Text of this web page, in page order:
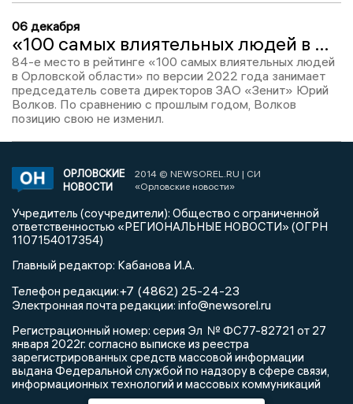
06 декабря
«100 самых влиятельных людей в Орловской области-2022»: Юрий Волков – 84
84-е место в рейтинге «100 самых влиятельных людей
в Орловской области» по версии 2022 года занимает
председатель совета директоров ЗАО «Зенит» Юрий
Волков. По сравнению с прошлым годом, Волков
позицию свою не изменил.
ОРЛОВСКИЕ
НОВОСТИ
2014 © NEWSOREL.RU | СИ
«Орловские новости»
Учредитель (соучредители): Общество с ограниченной
ответственностью «РЕГИОНАЛЬНЫЕ НОВОСТИ» (ОГРН
1107154017354)
Главный редактор: Кабанова И.А.
Телефон редакции:+7 (4862) 25-24-23
Электронная почта редакции: info@newsorel.ru
Регистрационный номер: серия Эл № ФС77-82721 от 27
января 2022г. согласно выписке из реестра
зарегистрированных средств массовой информации
выдана Федеральной службой по надзору в сфере связи,
информационных технологий и массовых коммуникаций